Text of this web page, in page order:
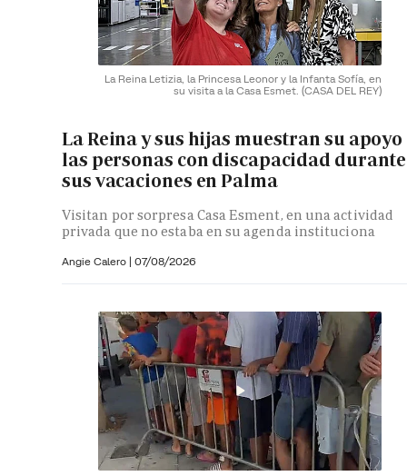
La Reina Letizia, la Princesa Leonor y la Infanta Sofía, en
su visita a la Casa Esmet. (CASA DEL REY)
La Reina y sus hijas muestran su apoyo
las personas con discapacidad durante
sus vacaciones en Palma
Visitan por sorpresa Casa Esment, en una actividad
privada que no estaba en su agenda instituciona
Angie Calero | 07/08/2026